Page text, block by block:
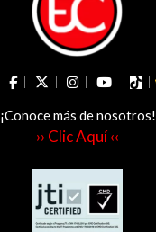
¡Conoce más de nosotros!
›› Clic Aquí ‹‹